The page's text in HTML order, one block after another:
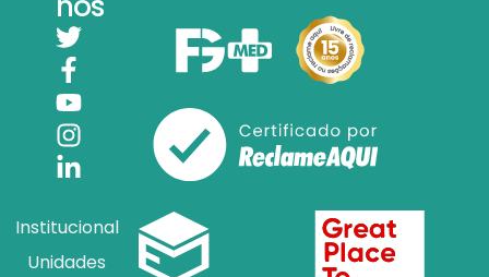
Institucional
Unidades